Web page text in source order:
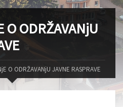
O ODRŽAVANjU
O ODRŽAVANjU JAVNE RASPRAVE